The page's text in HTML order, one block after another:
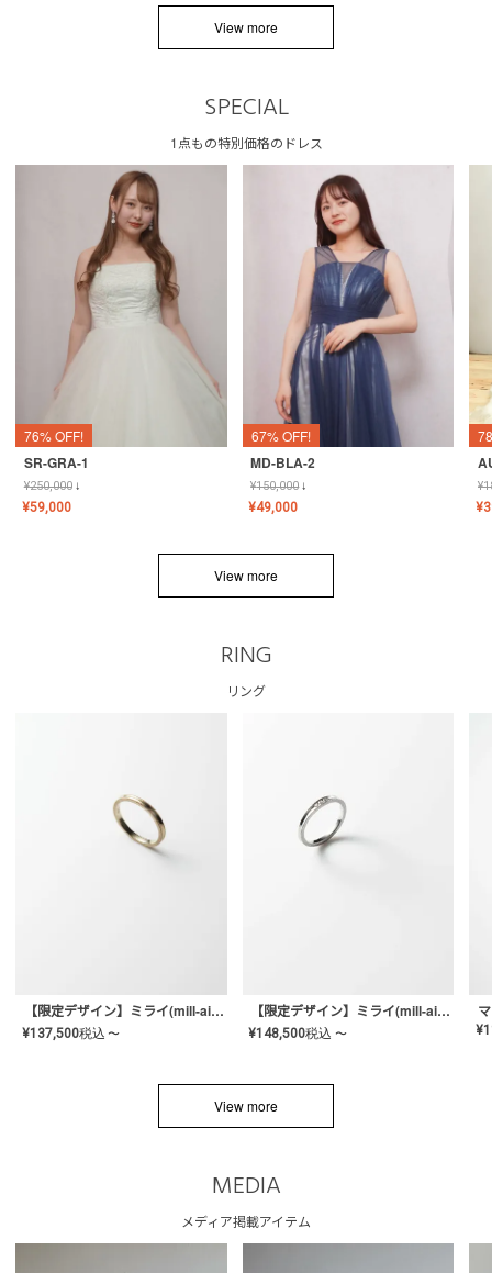
View more
SPECIAL
1点もの特別価格のドレス
76% OFF!
SR-GRA-1
¥250,000↓
¥59,000
67% OFF!
MD-BLA-2
¥150,000↓
¥49,000
¥
¥
View more
RING
リング
【限定デザイン】ミライ(mill-ai)リング
¥137,500税込 〜
【限定デザイン】ミライ(mill-ai)リング
¥148,500税込 〜 ¥
View more
MEDIA
メディア掲載アイテム